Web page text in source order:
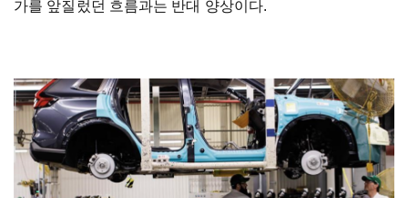
가를 앞질렀던 흐름과는 반대 양상이다.